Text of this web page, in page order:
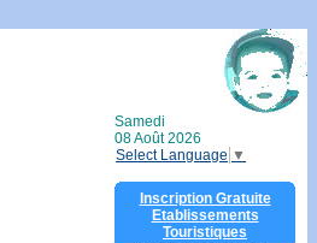
Samedi
08 Août 2026
Select Language ▼
Inscription Gratuite
Etablissements
Touristiques